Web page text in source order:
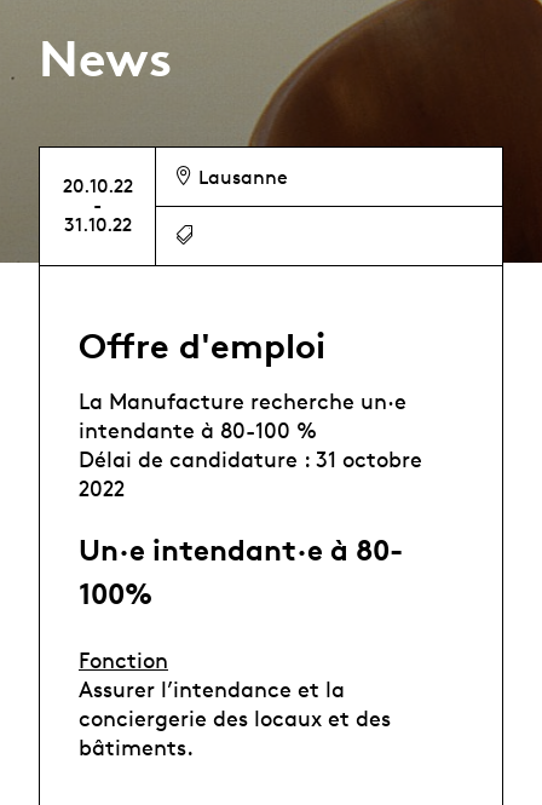
News
20.10.22
-
31.10.22
Lausanne
Offre d'emploi
La Manufacture recherche un·e
intendante à 80-100 %
Délai de candidature : 31 octobre
2022
Un·e intendant·e à 80-
100%
Fonction
Assurer l’intendance et la
conciergerie des locaux et des
bâtiments.